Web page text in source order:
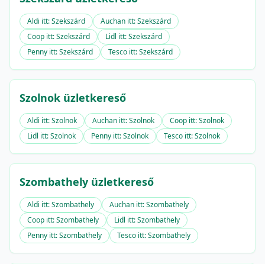
Aldi itt: Szekszárd
Auchan itt: Szekszárd
Coop itt: Szekszárd
Lidl itt: Szekszárd
Penny itt: Szekszárd
Tesco itt: Szekszárd
Szolnok üzletkereső
Aldi itt: Szolnok Auchan itt: Szolnok
Coop itt: Szolnok
Lidl itt: Szolnok
Penny itt: Szolnok Tesco itt: Szolnok
Szombathely üzletkereső
Aldi itt: Szombathely
Auchan itt: Szombathely
Coop itt: Szombathely
Lidl itt: Szombathely
Penny itt: Szombathely
Tesco itt: Szombathely